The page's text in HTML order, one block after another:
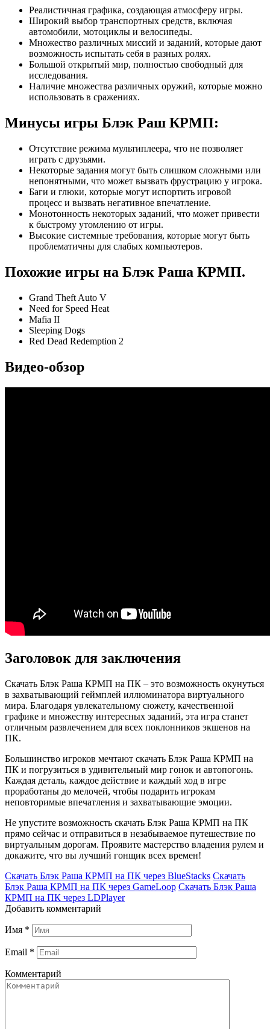
Реалистичная графика, создающая атмосферу игры.
Широкий выбор транспортных средств, включая
автомобили, мотоциклы и велосипеды.
Множество различных миссий и заданий, которые дают
возможность испытать себя в разных ролях.
Большой открытый мир, полностью свободный для
исследования.
Наличие множества различных оружий, которые можно
использовать в сражениях.
Минусы игры Блэк Раш КРМП:
Отсутствие режима мультиплеера, что не позволяет
играть с друзьями.
Некоторые задания могут быть слишком сложными или
непонятными, что может вызвать фрустрацию у игрока.
Баги и глюки, которые могут испортить игровой
процесс и вызвать негативное впечатление.
Монотонность некоторых заданий, что может привести
к быстрому утомлению от игры.
Высокие системные требования, которые могут быть
проблематичны для слабых компьютеров.
Похожие игры на Блэк Раша КРМП.
Grand Theft Auto V
Need for Speed Heat
Mafia II
Sleeping Dogs
Red Dead Redemption 2
Видео-обзор
Заголовок для заключения
Скачать Блэк Раша КРМП на ПК – это возможность окунуться
в захватывающий геймплей иллюминатора виртуального
мира. Благодаря увлекательному сюжету, качественной
графике и множеству интересных заданий, эта игра станет
отличным развлечением для всех поклонников экшенов на
ПК.
Большинство игроков мечтают скачать Блэк Раша КРМП на
ПК и погрузиться в удивительный мир гонок и автопогонь.
Каждая деталь, каждое действие и каждый ход в игре
проработаны до мелочей, чтобы подарить игрокам
неповторимые впечатления и захватывающие эмоции.
Не упустите возможность скачать Блэк Раша КРМП на ПК
прямо сейчас и отправиться в незабываемое путешествие по
виртуальным дорогам. Проявите мастерство владения рулем и
докажите, что вы лучший гонщик всех времен!
Скачать Блэк Раша КРМП на ПК через BlueStacks Скачать
Блэк Раша КРМП на ПК через GameLoop Скачать Блэк Раша
КРМП на ПК через LDPlayer
Добавить комментарий
Имя *
Email *
Комментарий